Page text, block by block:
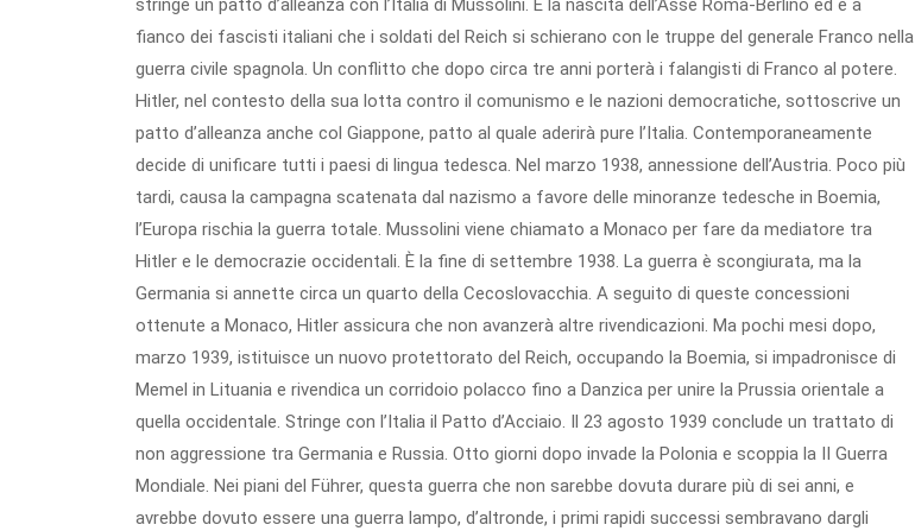
stringe un patto d’alleanza con l’Italia di Mussolini. È la nascita dell’Asse Roma-Berlino ed è a
fianco dei fascisti italiani che i soldati del Reich si schierano con le truppe del generale Franco nella
guerra civile spagnola. Un conflitto che dopo circa tre anni porterà i falangisti di Franco al potere.
Hitler, nel contesto della sua lotta contro il comunismo e le nazioni democratiche, sottoscrive un
patto d’alleanza anche col Giappone, patto al quale aderirà pure l’Italia. Contemporaneamente
decide di unificare tutti i paesi di lingua tedesca. Nel marzo 1938, annessione dell’Austria. Poco più
tardi, causa la campagna scatenata dal nazismo a favore delle minoranze tedesche in Boemia,
l’Europa rischia la guerra totale. Mussolini viene chiamato a Monaco per fare da mediatore tra
Hitler e le democrazie occidentali. È la fine di settembre 1938. La guerra è scongiurata, ma la
Germania si annette circa un quarto della Cecoslovacchia. A seguito di queste concessioni
ottenute a Monaco, Hitler assicura che non avanzerà altre rivendicazioni. Ma pochi mesi dopo,
marzo 1939, istituisce un nuovo protettorato del Reich, occupando la Boemia, si impadronisce di
Memel in Lituania e rivendica un corridoio polacco fino a Danzica per unire la Prussia orientale a
quella occidentale. Stringe con l’Italia il Patto d’Acciaio. Il 23 agosto 1939 conclude un trattato di
non aggressione tra Germania e Russia. Otto giorni dopo invade la Polonia e scoppia la II Guerra
Mondiale. Nei piani del Führer, questa guerra che non sarebbe dovuta durare più di sei anni, e
avrebbe dovuto essere una guerra lampo, d’altronde, i primi rapidi successi sembravano dargli